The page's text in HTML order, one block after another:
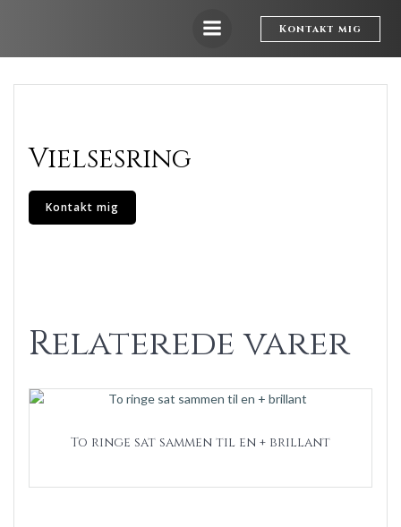
Kontakt mig
Vielsesring
Kontakt mig
Relaterede varer
To ringe sat sammen til en + brillant